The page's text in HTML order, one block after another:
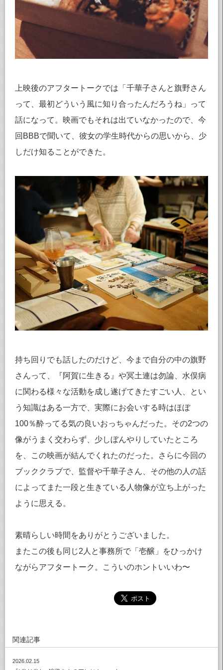
上映後のアフタートークでは「千華子さんと旗野さん
って、最初どういう風に知り合ったんだろうね」って
話になって。映画でもそれは出ていなかったので、今
回BBBで聞いて、彼女の学生時代からの思いから、少
しだけ知ることができた。
持ち回りでも話したのだけど、今まで自分の中の旗野
さんって、『阿賀に生きる』や冥土連は勿論、水俣病
に関わる様々な活動を成し遂げてきたすごい人、とい
う知識はある一方で、実際にお会いする時はほぼ
100％酔ってる気の良いおっちゃんだった。その2つの
像がうまく交わらず、少しぼんやりしていたところ
を、この映画が結んでくれたのだった。さらに今回の
ブッククラブで、監督や千華子さん、その他の人の話
によってまた一段と生きている人物像が立ち上がった
ように思える。
素晴らしい時間をありがとうございました。
またこの後も同じ2人と事務所で「壱醸」をひっかけ
ながらアフタートーク。こういのホントいいわ〜
関連記事
2026.02.15